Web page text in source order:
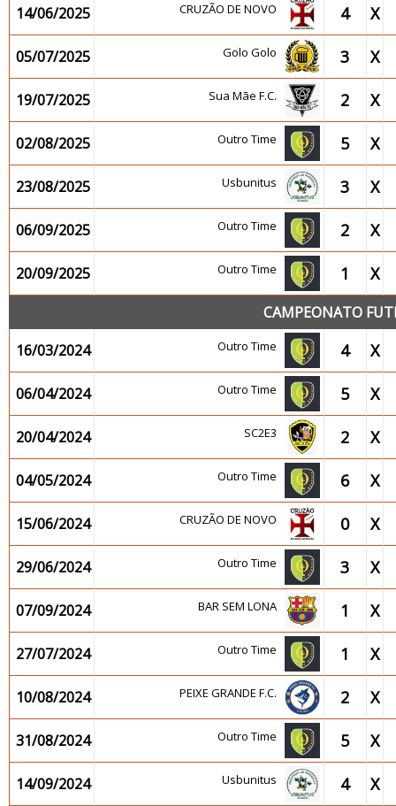
14/06/2025 CRUZÃO DE NOVO 4 X
05/07/2025 Golo Golo 3 X
19/07/2025 Sua Mãe F.C. 2 X
02/08/2025 Outro Time 5 X
23/08/2025 Usbunitus 3 X
06/09/2025 Outro Time 2 X
20/09/2025 Outro Time 1 X
CAMPEONATO
16/03/2024
Outro Time 4 X
06/04/2024 Outro Time 5 X
20/04/2024 SC2E3 2 X
04/05/2024 Outro Time 6 X
15/06/2024 CRUZÃO DE NOVO 0 X
29/06/2024 Outro Time 3 X
07/09/2024 BAR SEM LONA 1 X
27/07/2024 Outro Time 1 X
10/08/2024 PEIXE GRANDE F.C. 2 X
31/08/2024 Outro Time 5 X
14/09/2024 Usbunitus 4 X